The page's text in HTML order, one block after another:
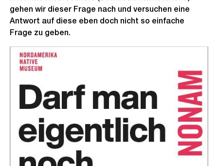
gehen wir dieser Frage nach und versuchen eine
Antwort auf diese eben doch nicht so einfache
Frage zu geben.